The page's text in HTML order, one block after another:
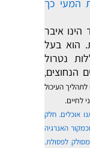
המעי כך
הינו איבר
הוא בעל
נטרול
הנחוצים,
העיכול
לחיים.
אוכלים. חלק
האנרגיה
לפסולת.